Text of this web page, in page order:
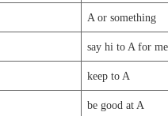
A or something
say hi to A for me
keep to A
be good at A